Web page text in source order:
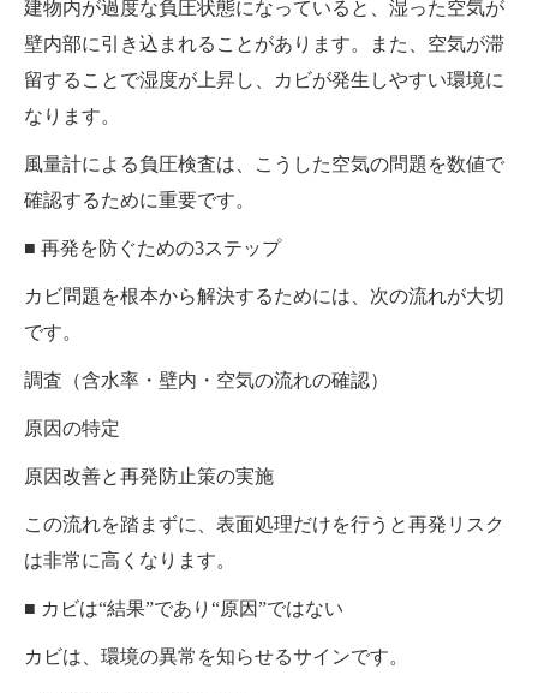
建物内が過度な負圧状態になっていると、湿った空気が
壁内部に引き込まれることがあります。また、空気が滞
留することで湿度が上昇し、カビが発生しやすい環境に
なります。
風量計による負圧検査は、こうした空気の問題を数値で
確認するために重要です。
■ 再発を防ぐための3ステップ
カビ問題を根本から解決するためには、次の流れが大切
です。
調査（含水率・壁内・空気の流れの確認）
原因の特定
原因改善と再発防止策の実施
この流れを踏まずに、表面処理だけを行うと再発リスク
は非常に高くなります。
■ カビは“結果”であり“原因”ではない
カビは、環境の異常を知らせるサインです。